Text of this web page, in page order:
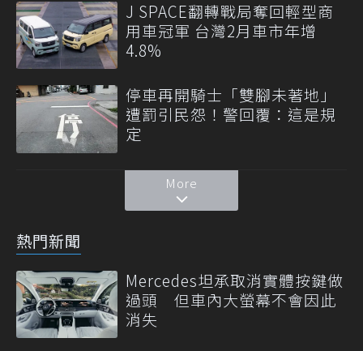
J SPACE翻轉戰局奪回輕型商
用車冠軍 台灣2月車市年增
4.8%
停車再開騎士「雙腳未著地」
遭罰引民怨！警回覆：這是規
定
More
熱門新聞
Mercedes坦承取消實體按鍵做
過頭 但車內大螢幕不會因此
消失